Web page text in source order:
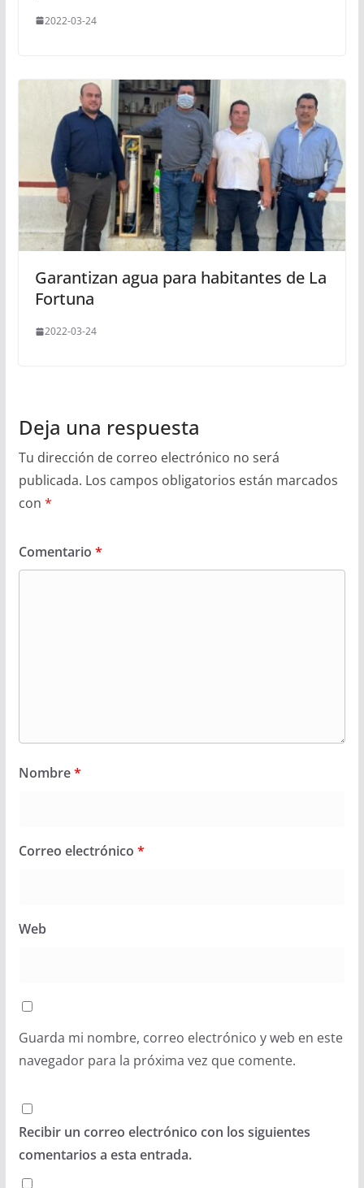
2022-03-24
Garantizan agua para habitantes de La
Fortuna
2022-03-24
Deja una respuesta
Tu dirección de correo electrónico no será
publicada. Los campos obligatorios están marcados
con *
Comentario *
Nombre*
Correo electrónico *
Web
Guarda mi nombre, correo electrónico y web en este
navegador para la próxima vez que comente.
Recibir un correo electrónico con los siguientes
comentarios a esta entrada.